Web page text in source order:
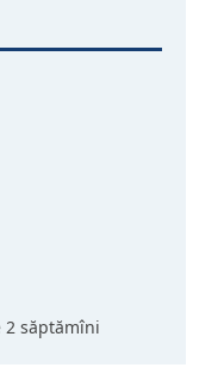
2 săptămîni